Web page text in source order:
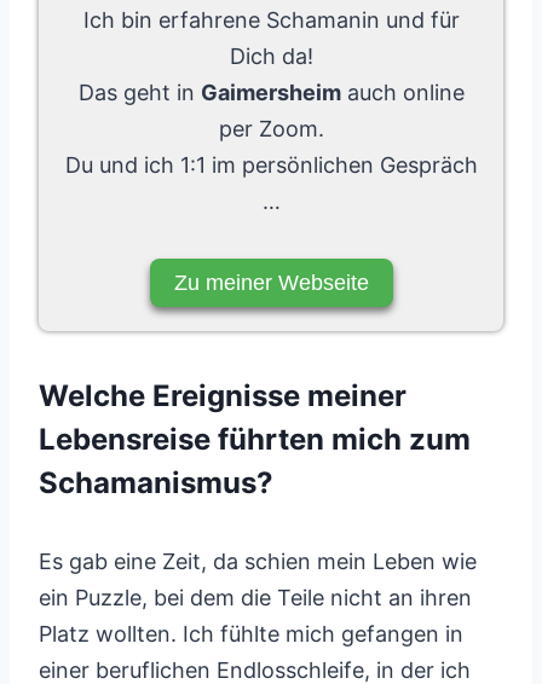
Ich bin erfahrene Schamanin und für
Dich da!
Das geht in Gaimersheimauch online
per Zoom.
Du und ich 1:1 im persönlichen Gespräch
…
Zu meiner Webseite
Welche Ereignisse meiner
Lebensreise führten mich zum
Schamanismus?
Es gab eine Zeit, da schien mein Leben wie
ein Puzzle, bei dem die Teile nicht an ihren
Platz wollten. Ich fühlte mich gefangen in
einer beruflichen Endlosschleife, in der ich